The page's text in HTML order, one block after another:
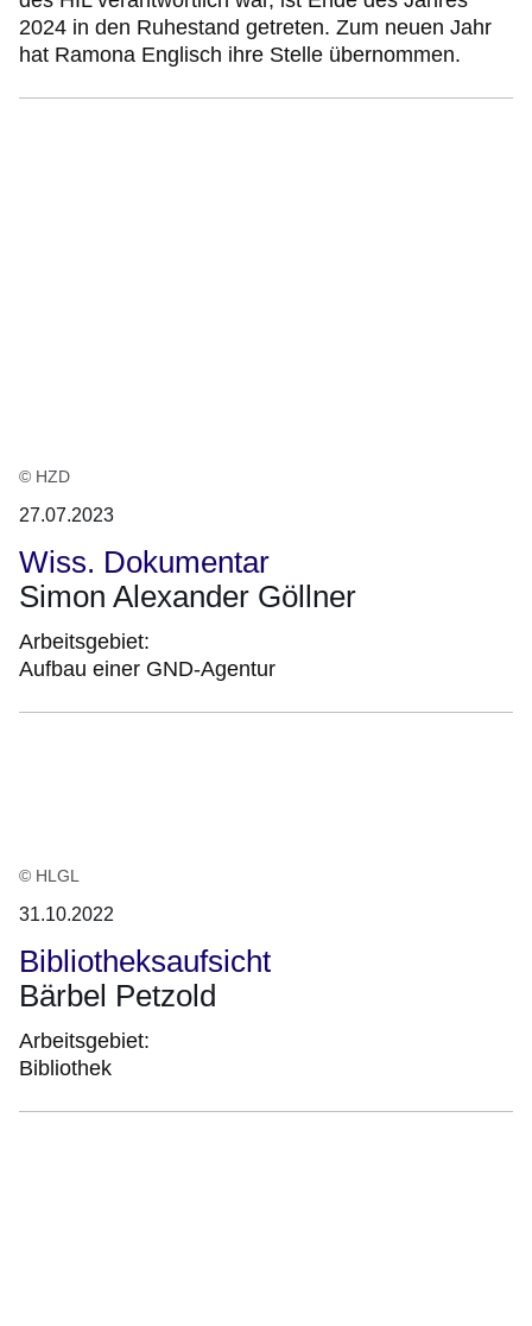
2024 in den Ruhestand getreten. Zum neuen Jahr
hat Ramona Englisch ihre Stelle übernommen.
© HZD
27.07.2023
Wiss. Dokumentar
Simon Alexander Göllner
Arbeitsgebiet:
Aufbau einer GND-Agentur
© HLGL
31.10.2022
Bibliotheksaufsicht
Bärbel Petzold
Arbeitsgebiet:
Bibliothek